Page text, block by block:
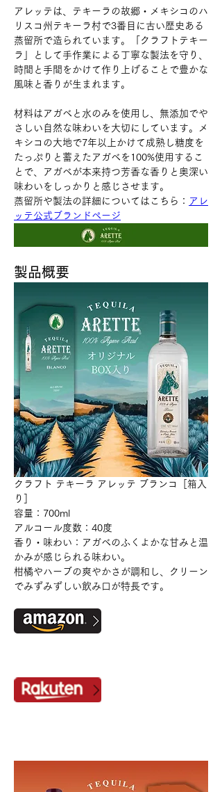
アレッテは、テキーラの故郷・メキシコのハ
リスコ州テキーラ村で3番目に古い歴史ある
蒸留所で造られています。「クラフトテキー
ラ」として手作業による丁寧な製法を守り、
時間と手間をかけて作り上げることで豊かな
風味と香りが生まれます。
材料はアガベと水のみを使用し、無添加でや
さしい自然な味わいを大切にしています。メ
キシコの大地で7年以上かけて成熟し糖度を
たっぷりと蓄えたアガベを100%使用するこ
とで、アガベが本来持つ芳香な香りと奥深い
味わいをしっかりと感じさせます。
蒸留所や製法の詳細についてはこちら： アレ
ッテ公式ブランドページ
製品概要
クラフト テキーラ アレッテ ブランコ［箱入
り］
容量：700ml
アルコール度数：40度
香り・味わい：アガベのふくよかな甘みと温
かみが感じられる味わい。
柑橘やハーブの爽やかさが調和し、クリーン
でみずみずしい飲み口が特長です。